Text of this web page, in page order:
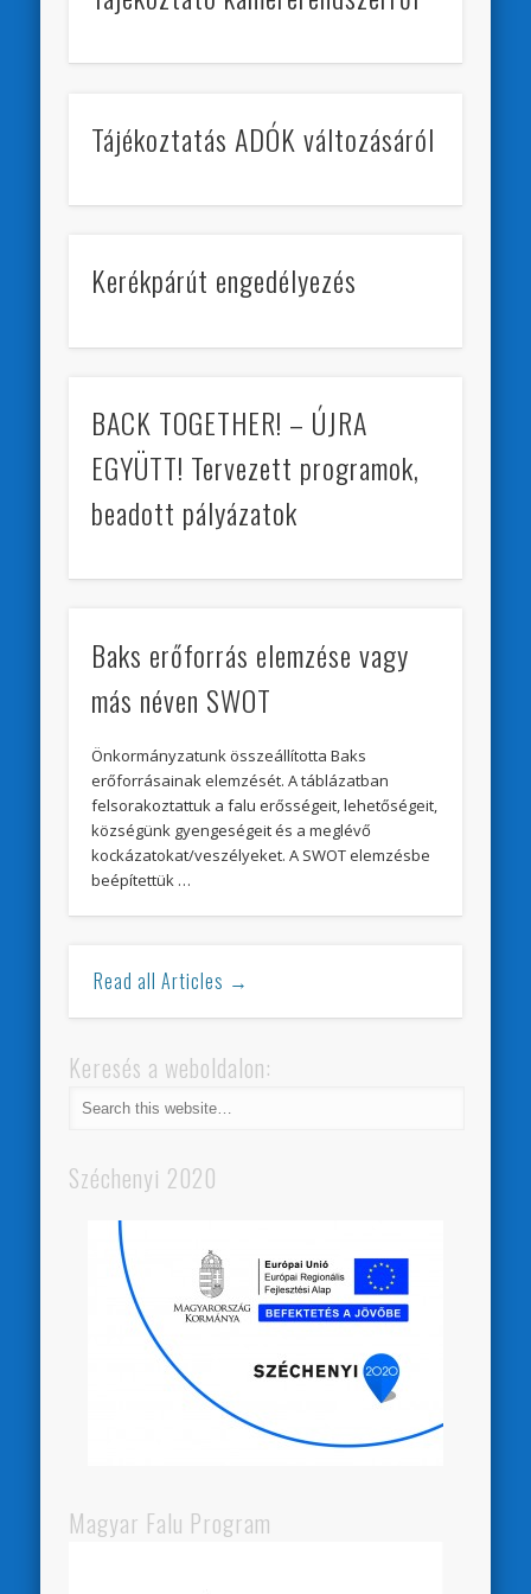
Tájékoztatás ADÓK változásáról
Kerékpárút engedélyezés
BACK TOGETHER! – ÚJRA
EGYÜTT! Tervezett programok,
beadott pályázatok
Baks erőforrás elemzése vagy
más néven SWOT
Önkormányzatunk összeállította Baks
erőforrásainak elemzését. A táblázatban
felsorakoztattuk a falu erősségeit, lehetőségeit,
községünk gyengeségeit és a meglévő
kockázatokat/veszélyeket. A SWOT elemzésbe
beépítettük …
Read all Articles →
Keresés a weboldalon:
Széchenyi 2020
Magyar Falu Program